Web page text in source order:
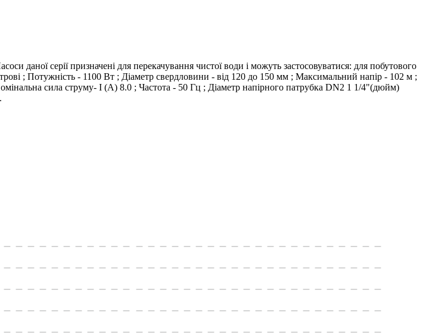
серії призначені для перекачування чистої води і можуть застосовуватися: для побутового
; Потужність - 1100 Вт ; Діаметр свердловини - від 120 до 150 мм ; Максимальний напір - 102 м ;
сила струму- I (А) 8.0 ; Частота - 50 Гц ; Діаметр напірного патрубка DN2 1 1/4"(дюйм)